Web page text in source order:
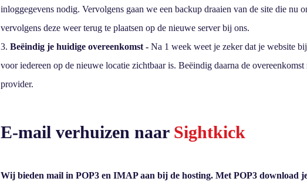
inloggegevens nodig. Vervolgens gaan we een backup draaien van de site die nu
vervolgens deze weer terug te plaatsen op de nieuwe server bij ons.
Beëindig je huidige overeenkomst -Na 1 week weet je zeker dat je website
voor iedereen op de nieuwe locatie zichtbaar is. Beëindig daarna de
provider.
E-mail verhuizen naar Sightkick
Wij bieden mail in POP3 en IMAP aan bij de hosting. Met POP3 download